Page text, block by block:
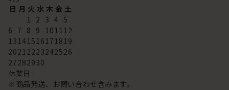
日 月 火 水 木 金 土
1 2 3 4 5
6 7 8 9 101112
13141516171819
20212223242526
27282930
休業日
※商品発送、お問い合わせ含みます。